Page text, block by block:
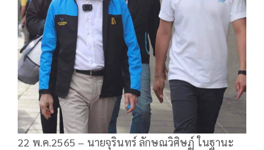
22 พ.ค.2565 – นายจุรินทร์ ลักษณวิศิษฏ์ ในฐานะ